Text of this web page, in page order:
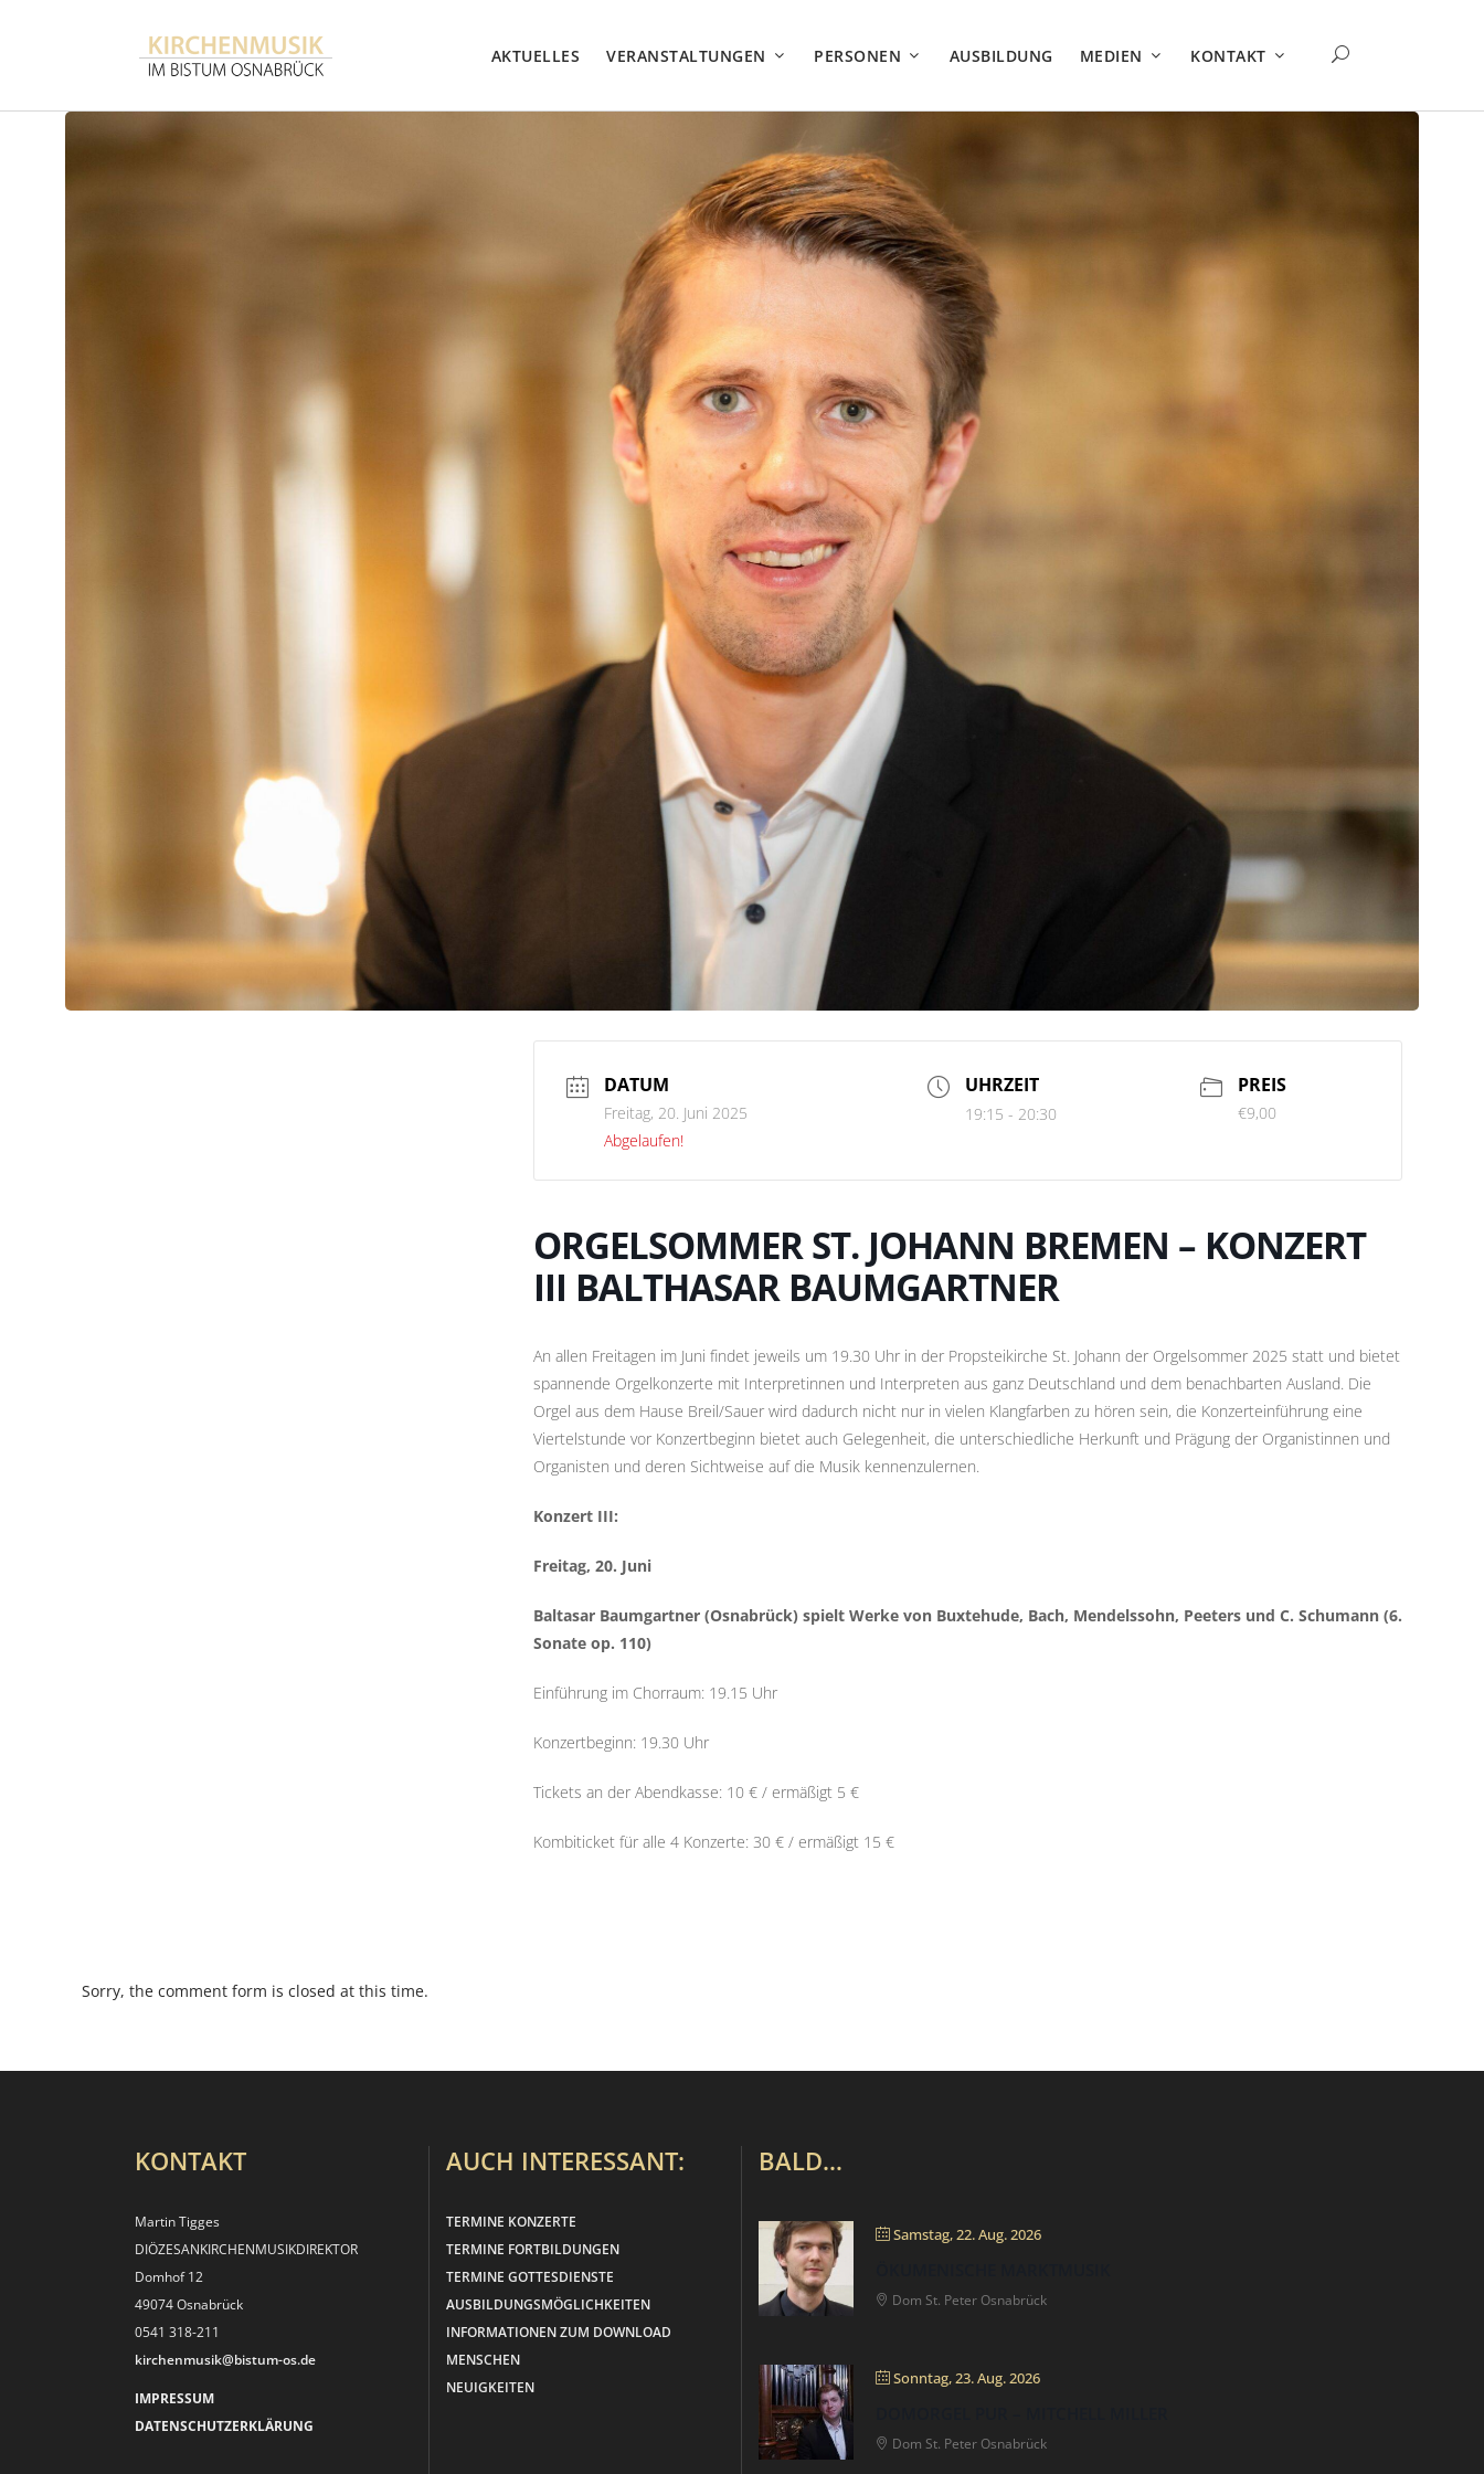
AKTUELLES VERANSTALTUNGEN PERSONEN AUSBILDUNG MEDIEN KONTAKT
DATUM
Freitag, 20. Juni 2025
Abgelaufen!
UHRZEIT
19:15 - 20:30
PREIS
€9,00
ORGELSOMMER ST. JOHANN BREMEN – KONZERT
III BALTHASAR BAUMGARTNER
An allen Freitagen im Juni findet jeweils um 19.30 Uhr in der Propsteikirche St. Johann der Orgelsommer 2025 statt und bietet
spannende Orgelkonzerte mit Interpretinnen und Interpreten aus ganz Deutschland und dem benachbarten Ausland. Die
Orgel aus dem Hause Breil/Sauer wird dadurch nicht nur in vielen Klangfarben zu hören sein, die Konzerteinführung eine
Viertelstunde vor Konzertbeginn bietet auch Gelegenheit, die unterschiedliche Herkunft und Prägung der Organistinnen und
Organisten und deren Sichtweise auf die Musik kennenzulernen.
Konzert III:
Freitag, 20. Juni
Baltasar Baumgartner (Osnabrück) spielt Werke von Buxtehude, Bach, Mendelssohn, Peeters und C. Schumann (6.
Sonate op. 110)
Einführung im Chorraum: 19.15 Uhr
Konzertbeginn: 19.30 Uhr
Tickets an der Abendkasse: 10 € / ermäßigt 5 €
Kombiticket für alle 4 Konzerte: 30 € / ermäßigt 15 €
Sorry, the comment form is closed at this time.
KONTAKT
Martin Tigges
DIÖZESANKIRCHEN­MUSIKDIREKTOR
Domhof 12
49074 Osnabrück
0541 318-211
kirchenmusik@bistum-os.de
IMPRESSUM
DATENSCHUTZERKLÄRUNG
AUCH INTERESSANT:
TERMINE KONZERTE
TERMINE FORTBILDUNGEN
TERMINE GOTTESDIENSTE
AUSBILDUNGSMÖGLICHKEITEN
INFORMATIONEN ZUM DOWNLOAD
MENSCHEN
NEUIGKEITEN
BALD…
Samstag, 22. Aug. 2026
Dom St. Peter Osnabrück
Sonntag, 23. Aug. 2026
Dom St. Peter Osnabrück